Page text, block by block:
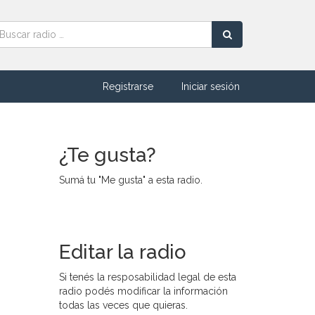
Registrarse Iniciar sesión
¿Te gusta?
Sumá tu "Me gusta" a esta radio.
Editar la radio
Si tenés la resposabilidad legal de esta
radio podés modificar la información
todas las veces que quieras.